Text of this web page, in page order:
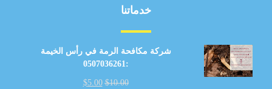
خدماتنا
شركة مكافحة الرمة في رأس الخيمة
:0507036261
$10.00
$5.00